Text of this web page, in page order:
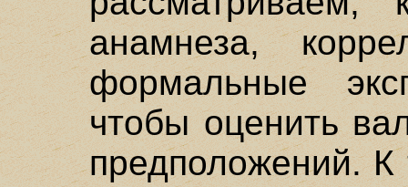
анамнеза,
формальные
чтобы оценить
предположений.